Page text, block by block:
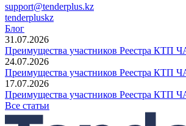
support@tenderplus.kz
tenderpluskz
Блог
31.07.2026
Преимущества участников Реестра КТП
24.07.2026
Преимущества участников Реестра КТП
17.07.2026
Преимущества участников Реестра КТП
Все статьи